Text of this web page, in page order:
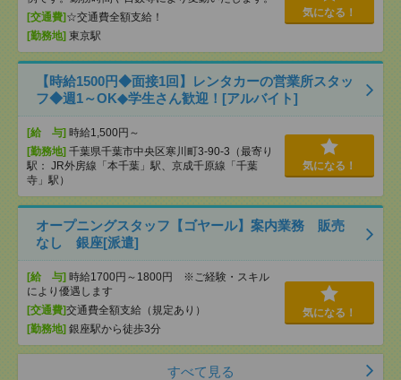
[交通費] ☆交通費全額支給！
[勤務地] 東京駅
気になる！
【時給1500円◆面接1回】レンタカーの営業所スタッ
フ◆週1～OK◆学生さん歓迎！[アルバイト]
[給 与] 時給1,500円～
[勤務地] 千葉県千葉市中央区寒川町3-90-3（最寄り
駅： JR外房線「本千葉」駅、京成千原線「千葉
寺」駅）
気になる！
オープニングスタッフ【ゴヤール】案内業務 販売
なし 銀座[派遣]
[給 与] 時給1700円～1800円 ※ご経験・スキル
により優遇します
[交通費]交通費全額支給（規定あり）
[勤務地] 銀座駅から徒歩3分
気になる！
すべて見る